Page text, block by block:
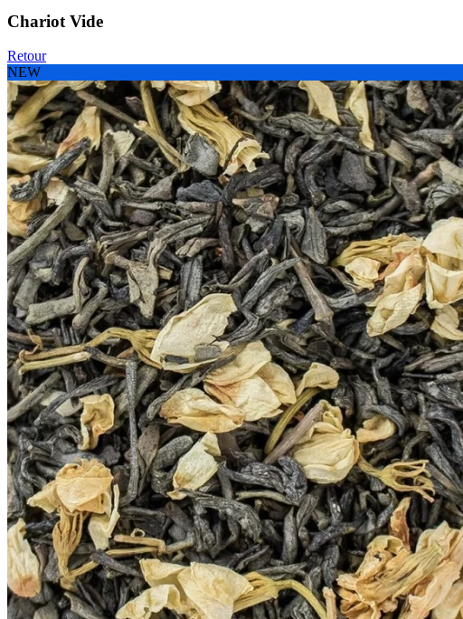
Chariot Vide
Retour
NEW